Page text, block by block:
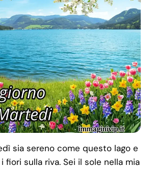
sia sereno come questo lago e
fiori sulla riva. Sei il sole nella mia